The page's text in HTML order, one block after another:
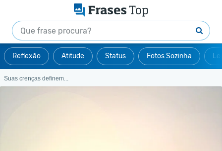
Reflexão Atitude Status Fotos Sozinha
Suas crenças definem...